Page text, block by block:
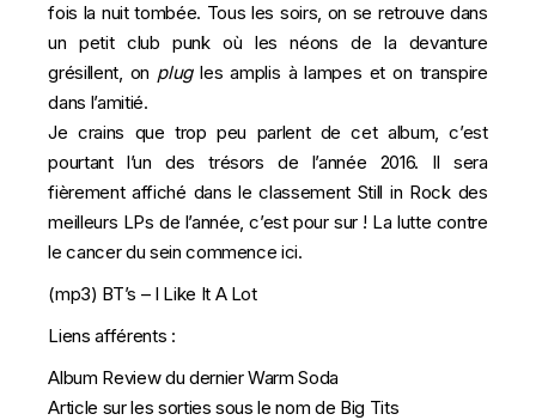
fois la nuit tombée. Tous les soirs, on se retrouve dans
un petit club punk où les néons de la devanture
grésillent, on plugles amplis à lampes et on transpire
dans l’amitié.
Je crains que trop peu parlent de cet album, c’est
pourtant l’un des trésors de l’année 2016. Il sera
fièrement affiché dans le classement Still in Rock des
meilleurs LPs de l’année, c’est pour sur ! La lutte contre
le cancer du sein commence ici.
(mp3) BT’s – I Like It A Lot
Liens afférents :
Album Review du dernier Warm Soda
Article sur les sorties sous le nom de Big Tits